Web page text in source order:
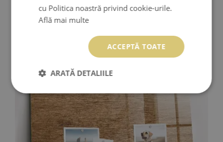
TABLĂ CU MARKER APĂ DE MARE
289.99 LEI
cu Politica noastră privind cookie-urile.
Află mai multe
ACCEPTĂ TOATE
ARATĂ DETALIILE